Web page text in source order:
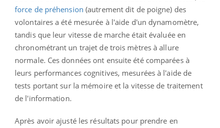
force de préhension (autrement dit de poigne) des
volontaires a été mesurée à l'aide d'un dynamomètre,
tandis que leur vitesse de marche était évaluée en
chronométrant un trajet de trois mètres à allure
normale. Ces données ont ensuite été comparées à
leurs performances cognitives, mesurées à l'aide de
tests portant sur la mémoire et la vitesse de traitement
de l'information.
Après avoir ajusté les résultats pour prendre en